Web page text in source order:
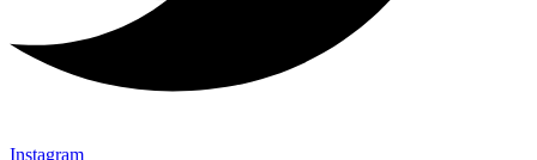
Instagram